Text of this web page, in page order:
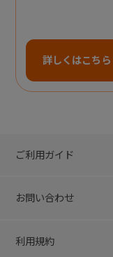
詳しくはこちら
ご利用ガイド
お問い合わせ
利用規約